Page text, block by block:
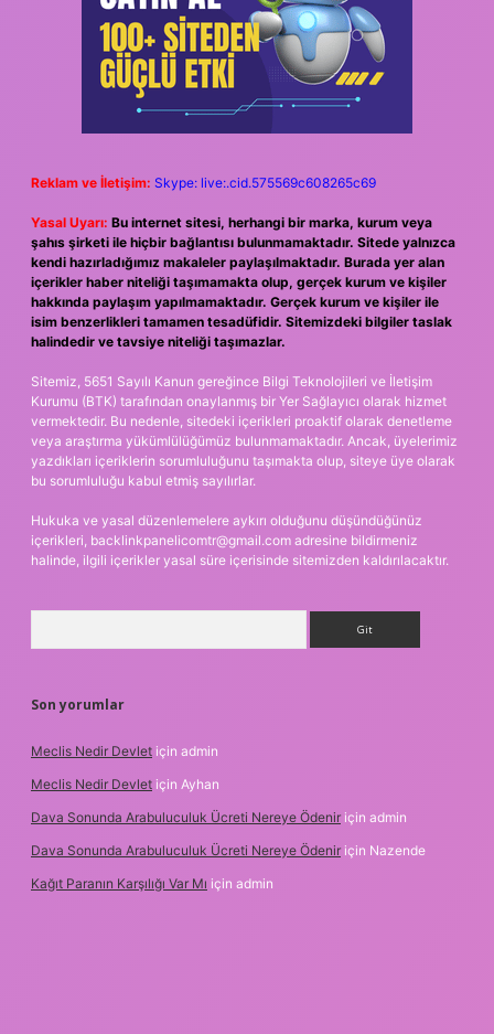
Reklam ve İletişim: Skype: live:.cid.575569c608265c69
Yasal Uyarı: Bu internet sitesi, herhangi bir marka, kurum veya
şahıs şirketi ile hiçbir bağlantısı bulunmamaktadır. Sitede yalnızca
kendi hazırladığımız makaleler paylaşılmaktadır. Burada yer alan
içerikler haber niteliği taşımamakta olup, gerçek kurum ve kişiler
hakkında paylaşım yapılmamaktadır. Gerçek kurum ve kişiler ile
isim benzerlikleri tamamen tesadüfidir. Sitemizdeki bilgiler taslak
halindedir ve tavsiye niteliği taşımazlar.
Sitemiz, 5651 Sayılı Kanun gereğince Bilgi Teknolojileri ve İletişim
Kurumu (BTK) tarafından onaylanmış bir Yer Sağlayıcı olarak hizmet
vermektedir. Bu nedenle, sitedeki içerikleri proaktif olarak denetleme
veya araştırma yükümlülüğümüz bulunmamaktadır. Ancak, üyelerimiz
yazdıkları içeriklerin sorumluluğunu taşımakta olup, siteye üye olarak
bu sorumluluğu kabul etmiş sayılırlar.
Hukuka ve yasal düzenlemelere aykırı olduğunu düşündüğünüz
içerikleri, backlinkpanelicomtr@gmail.com adresine bildirmeniz
halinde, ilgili içerikler yasal süre içerisinde sitemizden kaldırılacaktır.
Son yorumlar
Meclis Nedir Devlet için admin
Meclis Nedir Devlet için Ayhan
Dava Sonunda Arabuluculuk Ücreti Nereye Ödenir için admin
Dava Sonunda Arabuluculuk Ücreti Nereye Ödenir için Nazende
Kağıt Paranın Karşılığı Var Mı için admin